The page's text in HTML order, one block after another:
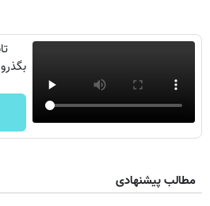
مطالب پیشنهادی